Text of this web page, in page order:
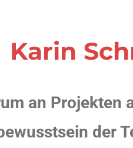
Karin
an Projekten
der